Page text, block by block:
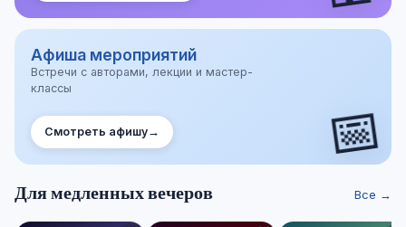
Афиша мероприятий
Встречи с авторами, лекции и мастер-
классы
Смотреть афишу→ 📅
Для медленных вечеров Все →